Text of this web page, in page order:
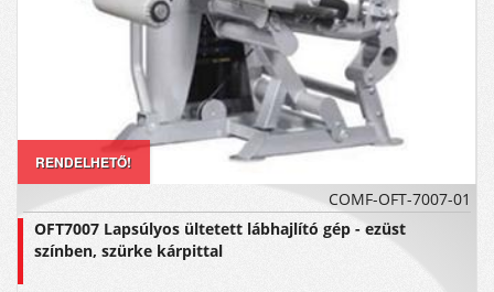
RENDELHETŐ!
COMF-OFT-7007-01
OFT7007 Lapsúlyos ültetett lábhajlító gép - ezüst
színben, szürke kárpittal